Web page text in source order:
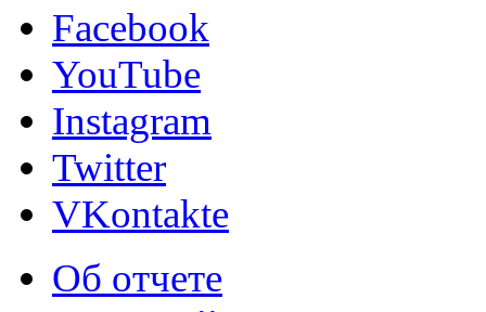
Facebook
YouTube
Instagram
Twitter
VKontakte
Об отчете